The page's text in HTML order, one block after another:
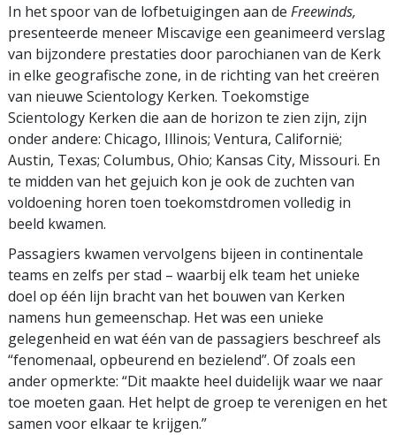
In het spoor van de lofbetuigingen aan de Freewinds,
presenteerde meneer Miscavige een geanimeerd verslag
van bijzondere prestaties door parochianen van de Kerk
in elke geografische zone, in de richting van het creëren
van nieuwe Scientology Kerken. Toekomstige
Scientology Kerken die aan de horizon te zien zijn, zijn
onder andere: Chicago, Illinois; Ventura, Californië;
Austin, Texas; Columbus, Ohio; Kansas City, Missouri. En
te midden van het gejuich kon je ook de zuchten van
voldoening horen toen toekomstdromen volledig in
beeld kwamen.
Passagiers kwamen vervolgens bijeen in continentale
teams en zelfs per stad – waarbij elk team het unieke
doel op één lijn bracht van het bouwen van Kerken
namens hun gemeenschap. Het was een unieke
gelegenheid en wat één van de passagiers beschreef als
“fenomenaal, opbeurend en bezielend”. Of zoals een
ander opmerkte: “Dit maakte heel duidelijk waar we naar
toe moeten gaan. Het helpt de groep te verenigen en het
samen voor elkaar te krijgen.”